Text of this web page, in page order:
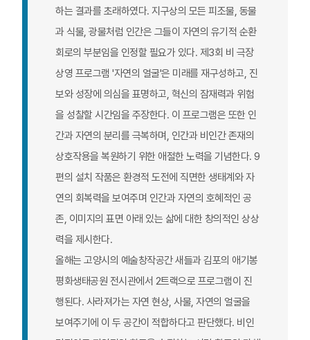
하는 결과를 초래하였다. 지구상의 모든 피조물, 동물
과 식물, 광물처럼 인간은 그들이 자연의 유기적 순환
회로의 부분임을 인정할 필요가 있다. 제3회 비 극장
상영 프로그램 '자연의 얼굴'은 미래를 재구성하고, 진
보와 성장에 의심을 표명하고, 혁신의 잠재력과 위험
을 성찰할 시간임을 주장한다. 이 프로그램은 또한 인
간과 자연의 분리를 극복하며, 인간과 비인간 존재의
상호작용을 복원하기 위한 애절한 노력을 기념한다. 9
편의 설치 작품은 환경적 도전에 직면한 생태계와 자
연의 회복력을 보여주며 인간과 자연의 호혜적인 공
존, 이미지의 표면 아래 있는 삶에 대한 창의적인 상상
력을 제시한다.
올해는 고양시의 예술창작공간 새들과 김포의 애기봉
평화생태공원 전시관에서 2트랙으로 프로그램이 진
행된다. 사라져가는 자연 현상, 사물, 자연의 얼굴을
보여주기에 이 두 공간이 적합하다고 판단했다. 비인